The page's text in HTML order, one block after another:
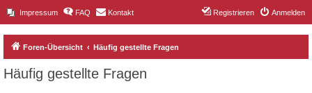
Impressum FAQ Kontakt Anmelden
Registrieren
Foren-Übersicht Häufig gestellte Fragen
Häufig gestellte Fragen